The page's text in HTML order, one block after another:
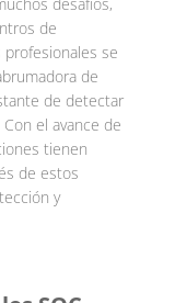
de
profesionales se
de
de detectar
el avance de
tienen
de estos
y